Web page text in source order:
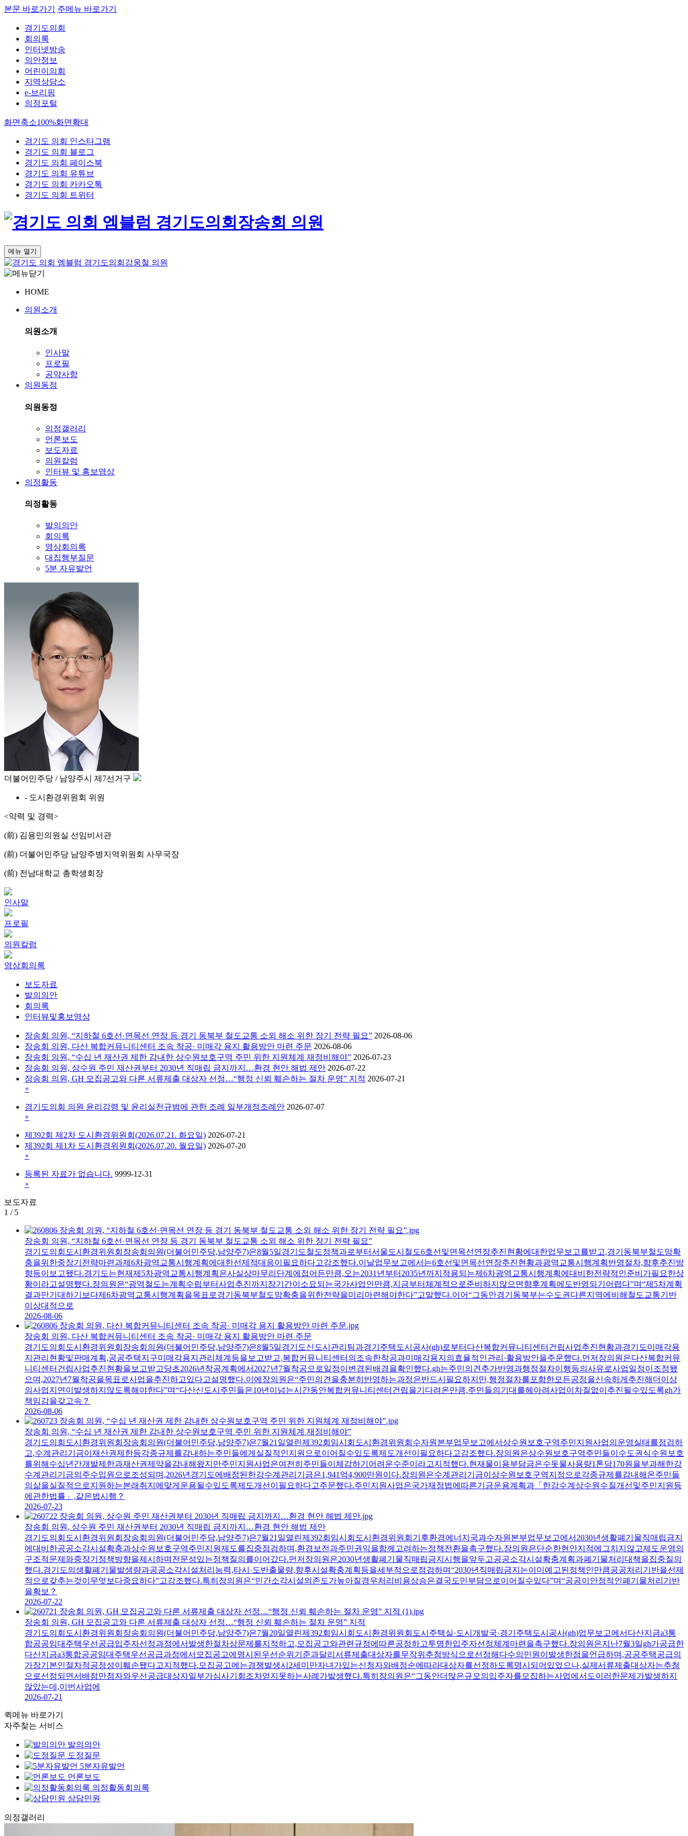
본문 바로가기 주메뉴 바로가기
경기도의회
회의록
인터넷방송
의안정보
어린이의회
지역상담소
e-브리핑
의정포털
화면축소100%화면확대
경기도 의회 인스타그램
경기도 의회 블로그
경기도 의회 페이스북
경기도 의회 유튜브
경기도 의회 카카오톡
경기도 의회 트위터
경기도의회장송회 의원
메뉴 열기
경기도의회 강웅철 의원
HOME
의원소개
의원소개
인사말
프로필
공약사항
의원동정
의원동정
의정갤러리
언론보도
보도자료
의원칼럼
인터뷰 및 홍보영상
의정활동
의정활동
발의의안
회의록
영상회의록
대집행부질문
5분 자유발언
더불어민주당 / 남양주시 제7선거구
- 도시환경위원회 위원
<약력 및 경력>
(前) 김용민의원실 선임비서관
(前) 더불어민주당 남양주병지역위원회 사무국장
(前) 전남대학교 총학생회장
인사말
프로필
의원칼럼
영상회의록
보도자료
발의의안
회의록
인터뷰및홍보영상
장송회 의원, “지하철 6호선·면목선 연장 등 경기 동북부 철도교통 소외 해소 위한 장기 전략 필요” 2026-08-06
장송회 의원, 다산 복합커뮤니티센터 조속 착공· 미매각 용지 활용방안 마련 주문 2026-08-06
장송회 의원, “수십 년 재산권 제한 감내한 상수원보호구역 주민 위한 지원체계 재정비해야” 2026-07-23
장송회 의원, 상수원 주민 재산권부터 2030년 직매립 금지까지…환경 현안 해법 제안 2026-07-22
장송회 의원, GH 모집공고와 다른 서류제출 대상자 선정…“행정 신뢰 훼손하는 절차 운영” 지적 2026-07-21
+
경기도의회 의원 윤리강령 및 윤리실천규범에 관한 조례 일부개정조례안 2026-07-07
+
제392회 제2차 도시환경위원회(2026.07.21. 화요일) 2026-07-21
제392회 제1차 도시환경위원회(2026.07.20. 월요일) 2026-07-20
+
등록된 자료가 없습니다. 9999-12-31
+
보도자료
1 / 5
장송회 의원, “지하철 6호선·면목선 연장 등 경기 동북부 철도교통 소외 해소 위한 장기 전략 필요”
경기도의회도시환경위원회장송회의원(더불어민주당,남양주7)은8월5일경기도철도정책과로부터서울도시철도6호선및면목선연장추진현황에대한업무보고를받고,경기동북부철도망확
충을위한중장기전략마련과제6차광역교통시행계획에대한선제적대응이필요하다고강조했다.이날업무보고에서는6호선및면목선연장추진현황과광역교통시행계획반영절차,향후추진방
향등이보고됐다.경기도는현재제5차광역교통시행계획은사실상마무리단계에접어든만큼,오는2031년부터2035년까지적용되는제6차광역교통시행계획에대비한전략적인준비가필요한상
황이라고설명했다.장의원은“광역철도는계획수립부터사업추진까지장기간이소요되는국가사업인만큼,지금부터체계적으로준비하지않으면향후계획에도반영되기어렵다”며“제5차계획
결과만기대하기보다제6차광역교통시행계획을목표로경기동북부철도망확충을위한전략을미리마련해야한다”고말했다.이어“그동안경기동북부는수도권다른지역에비해철도교통기반
이상대적으로
2026-08-06
장송회 의원, 다산 복합커뮤니티센터 조속 착공· 미매각 용지 활용방안 마련 주문
경기도의회도시환경위원회장송회의원(더불어민주당,남양주7)은8월5일경기도신도시관리팀과경기주택도시공사(gh)로부터다산복합커뮤니티센터건립사업추진현황과경기도미매각용
지관리현황및판매계획,공공주택지구미매각용지관리체계등을보고받고,복합커뮤니티센터의조속한착공과미매각용지의효율적인관리·활용방안을주문했다.먼저장의원은다산복합커뮤
니티센터건립사업추진현황을보고받고당초2026년착공계획에서2027년7월착공으로일정이변경된배경을확인했다.gh는주민의견추가반영과행정절차이행등의사유로사업일정이조정됐
으며,2027년7월착공을목표로사업을추진하고있다고설명했다.이에장의원은“주민의견을충분히반영하는과정은반드시필요하지만,행정절차를포함한모든공정을신속하게추진해더이상
의사업지연이발생하지않도록해야한다”며“다산신도시주민들은10년이넘는시간동안복합커뮤니티센터건립을기다려온만큼,주민들의기대를헤아려사업이차질없이추진될수있도록gh가
책임감을갖고속？
2026-08-06
장송회 의원, “수십 년 재산권 제한 감내한 상수원보호구역 주민 위한 지원체계 재정비해야”
경기도의회도시환경위원회장송회의원(더불어민주당,남양주7)은7월21일열린제392회임시회도시환경위원회수자원본부업무보고에서상수원보호구역주민지원사업의운영실태를점검하
고,수계관리기금이재산권제한등각종규제를감내하는주민들에게실질적인지원으로이어질수있도록제도개선이필요하다고강조했다.장의원은상수원보호구역주민들이수도권식수원보호
를위해수십년간개발제한과재산권제약을감내해왔지만주민지원사업은여전히주민들이체감하기어려운수준이라고지적했다.현재물이용부담금은수돗물사용량1톤당170원을부과해한강
수계관리기금의주수입원으로조성되며,2026년경기도에배정된한강수계관리기금은1,941억4,900만원이다.장의원은수계관리기금이상수원보호구역지정으로각종규제를감내해온주민들
의삶을실질적으로지원하는본래취지에맞게운용될수있도록제도개선이필요하다고주문했다.주민지원사업은국가재정법에따른기금운용계획과「한강수계상수원수질개선및주민지원등
에관한법률」,같은법시행？
2026-07-23
장송회 의원, 상수원 주민 재산권부터 2030년 직매립 금지까지…환경 현안 해법 제안
경기도의회도시환경위원회장송회의원(더불어민주당,남양주7)은7월21일열린제392회임시회도시환경위원회기후환경에너지국과수자원본부업무보고에서2030년생활폐기물직매립금지
에대비한공공소각시설확충과상수원보호구역주민지원제도를집중점검하며,환경보전과주민권익을함께고려하는정책전환을촉구했다.장의원은단순한현안지적에그치지않고제도운영의
구조적문제와중장기정책방향을제시하며전문성있는정책질의를이어갔다.먼저장의원은2030년생활폐기물직매립금지시행을앞두고공공소각시설확충계획과폐기물처리대책을집중질의
했다.경기도의생활폐기물발생량과공공소각시설처리능력,타시·도반출물량,향후시설확충계획등을세부적으로점검하며“2030년직매립금지는이미예고된정책인만큼공공처리기반을선제
적으로갖추는것이무엇보다중요하다”고강조했다.특히장의원은“민간소각시설의존도가높아질경우처리비용상승은결국도민부담으로이어질수있다”며“공공이안정적인폐기물처리기반
을확보？
2026-07-22
장송회 의원, GH 모집공고와 다른 서류제출 대상자 선정…“행정 신뢰 훼손하는 절차 운영” 지적
경기도의회도시환경위원회장송회의원(더불어민주당,남양주7)은7월20일열린제392회임시회도시환경위원회도시주택실·도시개발국·경기주택도시공사(gh)업무보고에서다산지금a3통
합공공임대주택우선공급입주자선정과정에서발생한절차상문제를지적하고,모집공고와관련규정에따른공정하고투명한입주자선정체계마련을촉구했다.장의원은지난7월3일gh가공급한
다산지금a3통합공공임대주택우선공급과정에서모집공고에명시된우선순위기준과달리서류제출대상자를무작위추첨방식으로선정해다수의민원이발생한점을언급하며,공공주택공급의
가장기본인절차적공정성이훼손됐다고지적했다.모집공고에는경쟁발생시2세미만자녀가있는신청자와배점순에따라대상자를선정하도록명시되어있었으나,실제서류제출대상자는추첨
으로선정되면서배점만점자와우선공급대상자일부가심사기회조차얻지못하는사례가발생했다.특히장의원은“그동안더많은규모의입주자를모집하는사업에서도이러한문제가발생하지
않았는데,이번사업에
2026-07-21
퀵메뉴 바로가기
자주찾는 서비스
발의의안
도정질문
5분자유발언
언론보도
의정활동회의록
상담민원
의정갤러리